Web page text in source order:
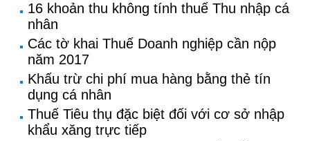
16 khoản thu không tính thuế Thu nhập cá
nhân
Các tờ khai Thuế Doanh nghiệp cần nộp
năm 2017
Khấu trừ chi phí mua hàng bằng thẻ tín
dụng cá nhân
Thuế Tiêu thụ đặc biệt đối với cơ sở nhập
khẩu xăng trực tiếp